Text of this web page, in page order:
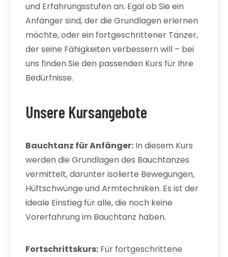
und Erfahrungsstufen an. Egal ob Sie ein
Anfänger sind, der die Grundlagen erlernen
möchte, oder ein fortgeschrittener Tänzer,
der seine Fähigkeiten verbessern will – bei
uns finden Sie den passenden Kurs für Ihre
Bedürfnisse.
Unsere Kursangebote
Bauchtanz für Anfänger: In diesem Kurs
werden die Grundlagen des Bauchtanzes
vermittelt, darunter isolierte Bewegungen,
Hüftschwünge und Armtechniken. Es ist der
ideale Einstieg für alle, die noch keine
Vorerfahrung im Bauchtanz haben.
Fortschrittskurs: Für fortgeschrittene